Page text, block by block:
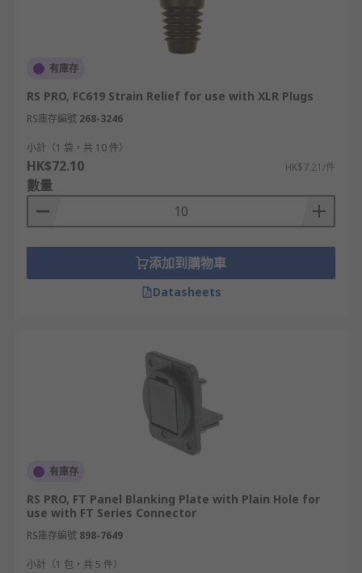
有庫存
RS PRO, FC619 Strain Relief for use with XLR Plugs
RS庫存編號 268-3246
小計（1 袋，共 10 件）
HK$72.10 HK$7.21/件
數量
添加到購物車
Datasheets
有庫存
RS PRO, FT Panel Blanking Plate with Plain Hole for
use with FT Series Connector
RS庫存編號 898-7649
小計（1 包，共 5 件）